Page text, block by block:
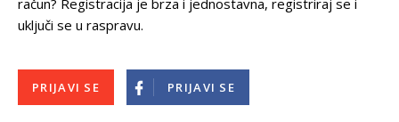
račun? Registracija je brza i jednostavna, registriraj se i
uključi se u raspravu.
PRIJAVI SE PRIJAVI SE